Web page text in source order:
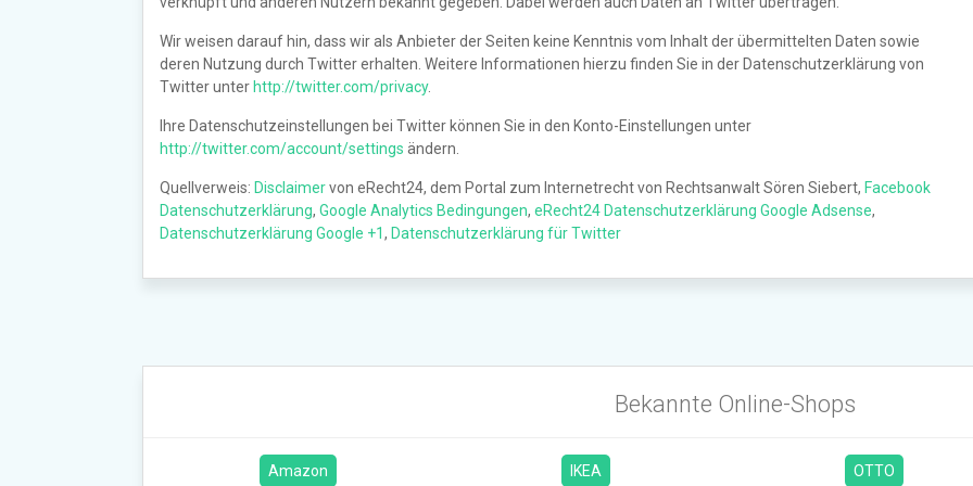
Wir weisen darauf hin, dass wir als Anbieter der Seiten keine Kenntnis vom Inhalt der übermittelten Daten sowie
deren Nutzung durch Twitter erhalten. Weitere Informationen hierzu finden Sie in der Datenschutzerklärung von
Twitter unter http://twitter.com/privacy.
Ihre Datenschutzeinstellungen bei Twitter können Sie in den Konto-Einstellungen unter
http://twitter.com/account/settings ändern.
Quellverweis: Disclaimervon eRecht24, dem Portal zum Internetrecht von Rechtsanwalt Sören Siebert, Facebook
Datenschutzerklärung, Google Analytics Bedingungen, eRecht24 Datenschutzerklärung Google Adsense,
Datenschutzerklärung Google +1, Datenschutzerklärung für Twitter
Bekannte Online-Shops
Amazon IKEA OTTO